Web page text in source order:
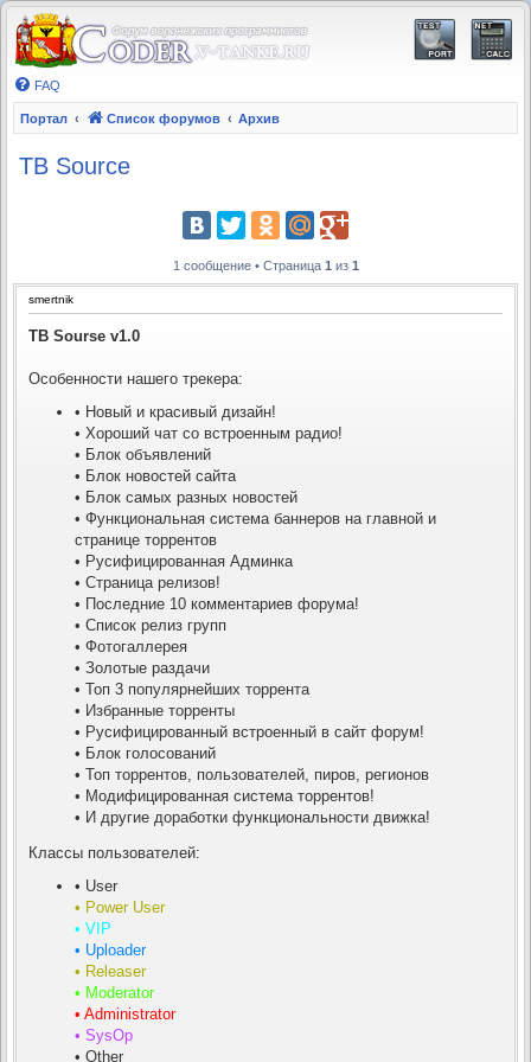
FAQ
Портал Список форумов Архив
TB Source
1 сообщение • Страница 1 из 1
smertnik
TB Sourse v1.0
Особенности нашего трекера:
• Новый и красивый дизайн!
• Хороший чат со встроенным радио!
• Блок объявлений
• Блок новостей сайта
• Блок самых разных новостей
• Функциональная система баннеров на главной и
странице торрентов
• Русифицированная Админка
• Страница релизов!
• Последние 10 комментариев форума!
• Список релиз групп
• Фотогаллерея
• Золотые раздачи
• Топ 3 популярнейших торрента
• Избранные торренты
• Русифицированный встроенный в сайт форум!
• Блок голосований
• Топ торрентов, пользователей, пиров, регионов
• Модифицированная система торрентов!
• И другие доработки функциональности движка!
Классы пользователей:
• User
• Power User
• VIP
• Uploader
• Releaser
• Moderator
• Administrator
• SysOp
• Other